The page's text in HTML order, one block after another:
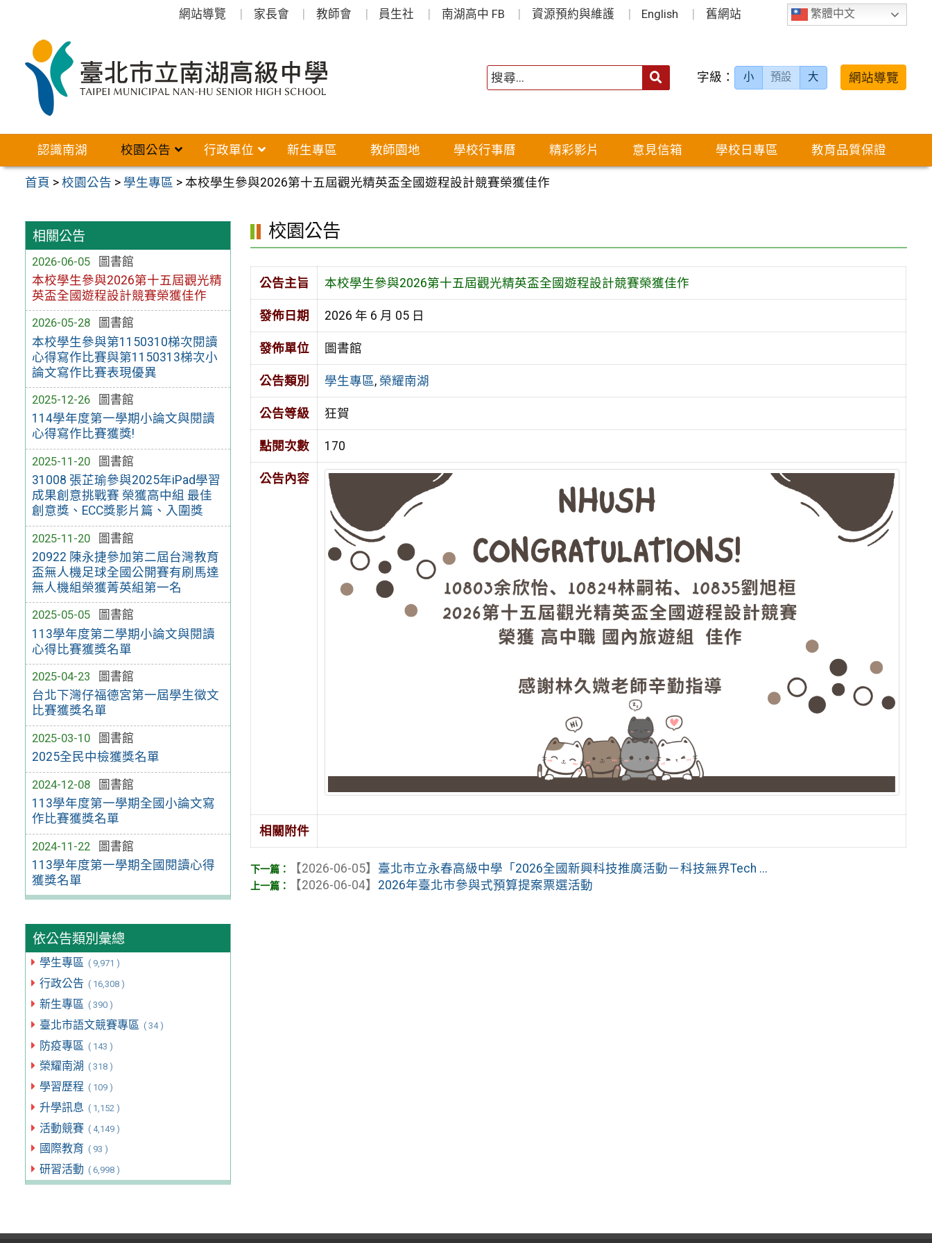
繁體中文
網站導覽 家長會 教師會 員生社 南湖高中 FB 資源預約與維護 English 舊網站
字級： 小 預設 大 網站導覽
認識南湖 校園公告 行政單位 新生專區 教師園地 學校行事曆 精彩影片 意見信箱 學校日專區 教育品質保證
首頁 >校園公告 > 學生專區 >本校學生參與2026第十五屆觀光精英盃全國遊程設計競賽榮獲佳作
相關公告
2026-06-05
圖書館
本校學生參與2026第十五屆觀光精
英盃全國遊程設計競賽榮獲佳作
2026-05-28
圖書館
本校學生參與第1150310梯次閱讀
心得寫作比賽與第1150313梯次小
論文寫作比賽表現優異
2025-12-26
圖書館
114學年度第一學期小論文與閱讀
心得寫作比賽獲獎!
2025-11-20
圖書館
31008 張芷瑜參與2025年iPad學習
成果創意挑戰賽 榮獲高中組 最佳
創意獎、ECC獎影片篇、入圍獎
2025-11-20
圖書館
20922 陳永捷參加第二屆台灣教育
盃無人機足球全國公開賽有刷馬達
無人機組榮獲菁英組第一名
2025-05-05
圖書館
113學年度第二學期小論文與閱讀
心得比賽獲獎名單
2025-04-23
圖書館
台北下灣仔福德宮第一屆學生徵文
比賽獲獎名單
2025-03-10
圖書館
2025全民中檢獲獎名單
2024-12-08
圖書館
113學年度第一學期全國小論文寫
作比賽獲獎名單
2024-11-22
圖書館
113學年度第一學期全國閱讀心得
獲獎名單
依公告類別彙總
學生專區 ( 9,971 )
行政公告 ( 16,308 )
新生專區 ( 390 )
臺北市語文競賽專區 ( 34 )
防疫專區 ( 143 )
榮耀南湖 ( 318 )
學習歷程 ( 109 )
升學訊息 ( 1,152 )
活動競賽 ( 4,149 )
國際教育 ( 93 )
研習活動 ( 6,998 )
校園公告
公告主旨 本校學生參與2026第十五屆觀光精英盃全國遊程設計競賽榮獲佳作
發佈日期 2026 年 6 月 05 日
發佈單位 圖書館
公告類別 學生專區, 榮耀南湖
公告等級 狂賀
點閱次數 170
公告內容
相關附件
【2026-06-05】 臺北市立永春高級中學「2026全國新興科技推廣活動－科技無界Tech ...
【2026-06-04】 2026年臺北市參與式預算提案票選活動